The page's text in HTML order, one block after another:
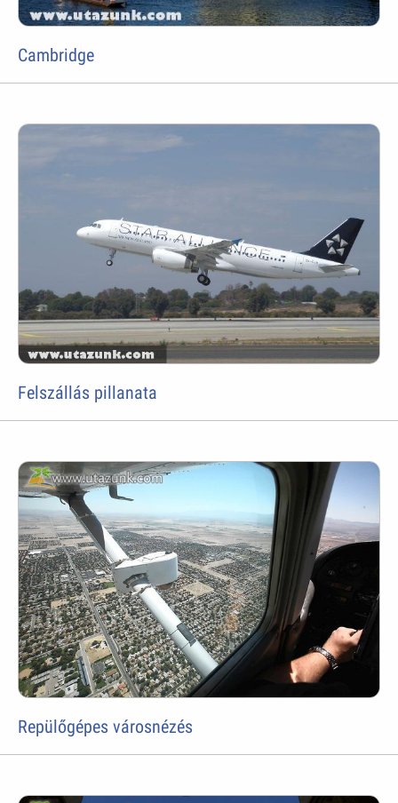
Cambridge
Felszállás pillanata
Repülőgépes városnézés